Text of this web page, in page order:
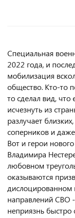
Специальная
2022 года, и
мобилизация
общество. Кто-то
то сделал вид, что
исчезнуть из
разлучает
соперников и
Вот и герои
Владимира
любовном
оказываются
направлений СВО
неприязнь быстро